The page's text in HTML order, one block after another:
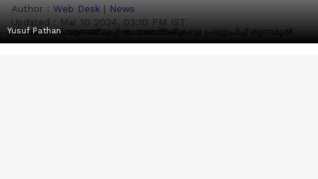
Author : Web Desk | News
Updated : Mar 10 2024, 03:10 PM IST
Yusuf Pathan